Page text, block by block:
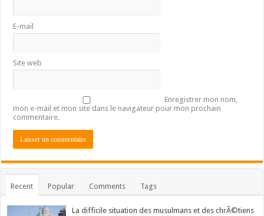
E-mail
Site web
Enregistrer mon nom,
mon e-mail et mon site dans le navigateur pour mon prochain
commentaire.
Recent Popular Comments Tags
La difficile situation des musulmans et des chrÃ©tiens